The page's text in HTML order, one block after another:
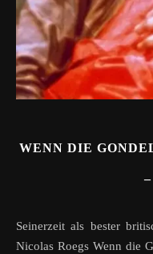
WENN DIE
Seinerzeit als bester britischer Film aller Zeiten gepriesen, hat
Nicolas Roegs Wenn die